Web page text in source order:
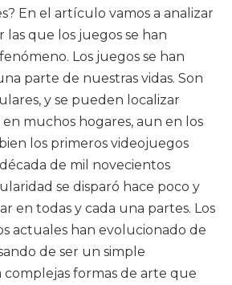
En el artículo vamos a analizar
las que los juegos se han
Los juegos se han
parte de nuestras vidas. Son
y se pueden localizar
muchos hogares, aun en los
los primeros videojuegos
de mil novecientos
se disparó hace poco y
en todas y cada una partes. Los
actuales han evolucionado de
de ser un simple
formas de arte que